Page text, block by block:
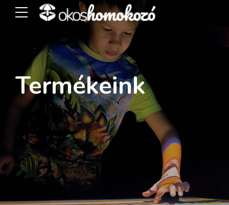
Termékeink